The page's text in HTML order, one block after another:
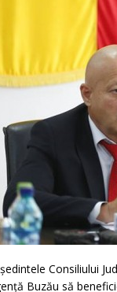
Consiliului
Buzău să